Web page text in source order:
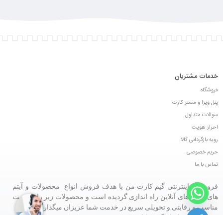
خدمات مشتریان
فروشگاه
پنل ویزا و مستر کارت
سوالات متداول
احراز هویت
رویه بازگردانی کالا
حریم خصوصی
تماس با ما
فروشگاه اینترنتی گیم کارت من با هدف فروش انواع محصولات و آیتم
های بازی های آنلاین راه اندازی گردیده است و محصولات زیر را با قیمت
مناسب و رقابتی و تحویلی سریع در خدمت شما عزیزان میگذارد